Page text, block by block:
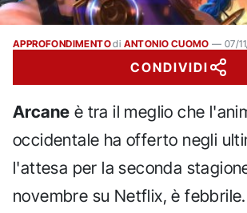
APPROFONDIMENTOdi ANTONIO CUOMO —07/
CONDIVIDI
Arcane è tra il meglio che
occidentale ha offerto negli
l'attesa per la seconda
novembre su Netflix, è febbrile.